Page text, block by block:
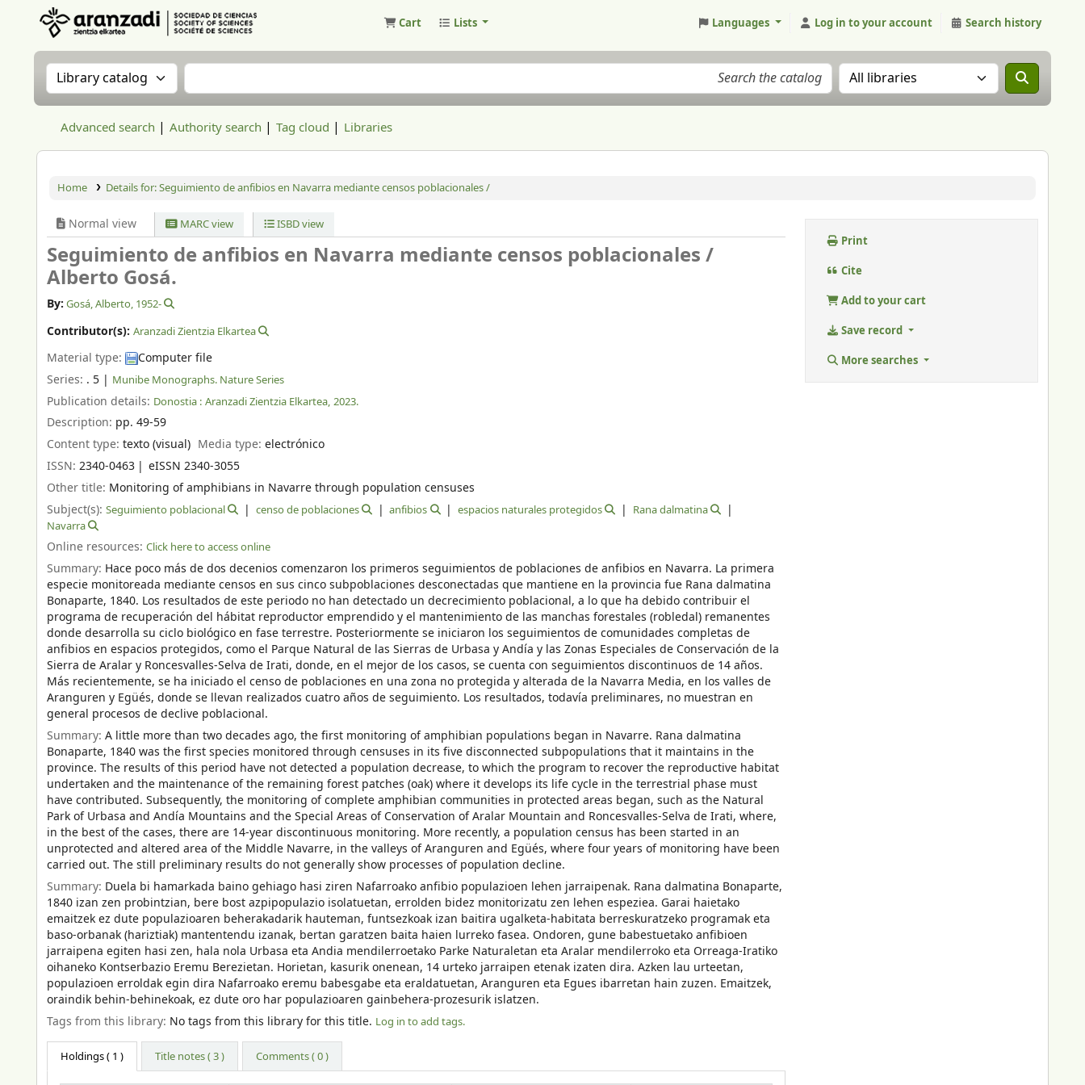
Cart Lists Languages Log in to your account Search history
Search the catalog by:Search the catalog Search the catalog in:
Advanced search Authority search Tag cloud Libraries
Home Details for:Seguimiento de anfibios en Navarra mediante censos poblacionales /
Normal view MARC view ISBD view
Seguimiento de anfibios en Navarra mediante censos poblacionales /
Alberto Gosá.
By: Gosá, Alberto, 1952-
Contributor(s): Aranzadi Zientzia Elkartea
Material type:
Computer file
Series: . 5 | Munibe Monographs. Nature Series
Publication details: Donostia : Aranzadi Zientzia Elkartea, 2023.
Description: pp. 49-59
Content type: texto (visual) Media type:electrónico
ISSN: 2340-0463
eISSN 2340-3055
Other title: Monitoring of amphibians in Navarre through population censuses
Subject(s): Seguimiento poblacional censo de poblaciones anfibios espacios naturales protegidos
Rana dalmatina
Navarra
Online resources: Click here to access online
Summary: Hace poco más de dos decenios comenzaron los primeros seguimientos de poblaciones de anfibios en Navarra. La primera
especie monitoreada mediante censos en sus cinco subpoblaciones desconectadas que mantiene en la provincia fue Rana dalmatina
Bonaparte, 1840. Los resultados de este periodo no han detectado un decrecimiento poblacional, a lo que ha debido contribuir el
programa de recuperación del hábitat reproductor emprendido y el mantenimiento de las manchas forestales (robledal) remanentes
donde desarrolla su ciclo biológico en fase terrestre. Posteriormente se iniciaron los seguimientos de comunidades completas de
anfibios en espacios protegidos, como el Parque Natural de las Sierras de Urbasa y Andía y las Zonas Especiales de Conservación de la
Sierra de Aralar y Roncesvalles-Selva de Irati, donde, en el mejor de los casos, se cuenta con seguimientos discontinuos de 14 años.
Más recientemente, se ha iniciado el censo de poblaciones en una zona no protegida y alterada de la Navarra Media, en los valles de
Aranguren y Egüés, donde se llevan realizados cuatro años de seguimiento. Los resultados, todavía preliminares, no muestran en
general procesos de declive poblacional.
Summary: A little more than two decades ago, the first monitoring of amphibian populations began in Navarre. Rana dalmatina
Bonaparte, 1840 was the first species monitored through censuses in its five disconnected subpopulations that it maintains in the
province. The results of this period have not detected a population decrease, to which the program to recover the reproductive habitat
undertaken and the maintenance of the remaining forest patches (oak) where it develops its life cycle in the terrestrial phase must
have contributed. Subsequently, the monitoring of complete amphibian communities in protected areas began, such as the Natural
Park of Urbasa and Andía Mountains and the Special Areas of Conservation of Aralar Mountain and Roncesvalles-Selva de Irati, where,
in the best of the cases, there are 14-year discontinuous monitoring. More recently, a population census has been started in an
unprotected and altered area of the Middle Navarre, in the valleys of Aranguren and Egüés, where four years of monitoring have been
carried out. The still preliminary results do not generally show processes of population decline.
Summary: Duela bi hamarkada baino gehiago hasi ziren Nafarroako anfibio populazioen lehen jarraipenak. Rana dalmatina Bonaparte,
1840 izan zen probintzian, bere bost azpipopulazio isolatuetan, errolden bidez monitorizatu zen lehen espeziea. Garai haietako
emaitzek ez dute populazioaren beherakadarik hauteman, funtsezkoak izan baitira ugalketa-habitata berreskuratzeko programak eta
baso-orbanak (hariztiak) mantentendu izanak, bertan garatzen baita haien lurreko fasea. Ondoren, gune babestuetako anfibioen
jarraipena egiten hasi zen, hala nola Urbasa eta Andia mendilerroetako Parke Naturaletan eta Aralar mendilerroko eta Orreaga-Iratiko
oihaneko Kontserbazio Eremu Berezietan. Horietan, kasurik onenean, 14 urteko jarraipen etenak izaten dira. Azken lau urteetan,
populazioen erroldak egin dira Nafarroako eremu babesgabe eta eraldatuetan, Aranguren eta Egues ibarretan hain zuzen. Emaitzek,
oraindik behin-behinekoak, ez dute oro har populazioaren gainbehera-prozesurik islatzen.
Tags from this library: No tags from this library for this title. Log in to add tags.
Holdings( 1 ) Title notes ( 3 ) Comments ( 0 )
Print
Cite
Add to your cart
Save record
More searches